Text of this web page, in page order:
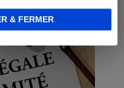
& FERMER